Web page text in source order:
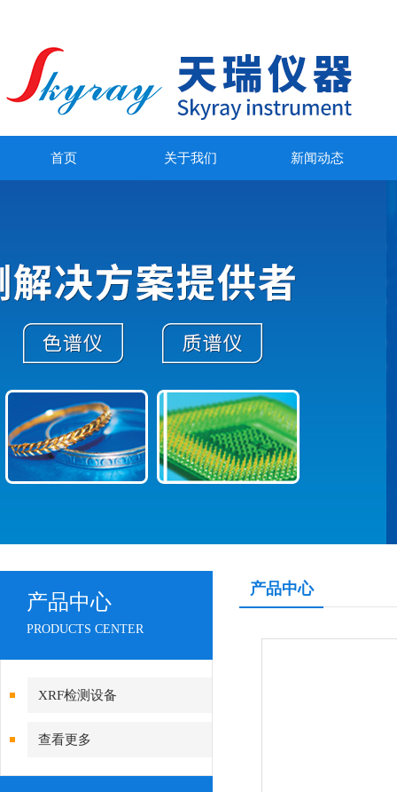
首页 关于我们 新闻动态
产品中心
PRODUCTS CENTER
XRF检测设备
查看更多
产品中心